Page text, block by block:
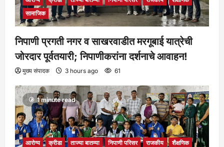
7
आरोग्य क्रीडा ताज्या बातम्या
निपाणी परिसर
राजकीय
शैक्षणिक सामाजिक
सैनिकी शाळेत गुरुपौर्णिमा भक्तीभावाने साजरी!
1 week ago 122
सामाजिक
निपाणी प्रगती नगर व साखरवाडीत मरगूबाई यात्रेची
जोरदार पूर्वतयारी; निपाणीकरांना दर्शनाचे आवाहन!
मुख्य संपादक 3 hours ago 61
1 minute read
आरोग्य क्रीडा ताज्या बातम्या निपाणी परिसर राजकीय
शैक्षणिक